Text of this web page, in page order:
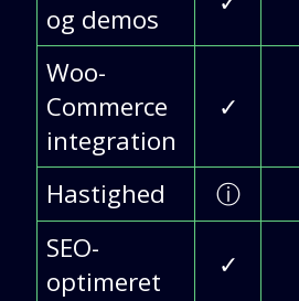
og demos
Woo-
Commerce
integration
✓
Hastighed ⓘ
SEO-
optimeret
✓